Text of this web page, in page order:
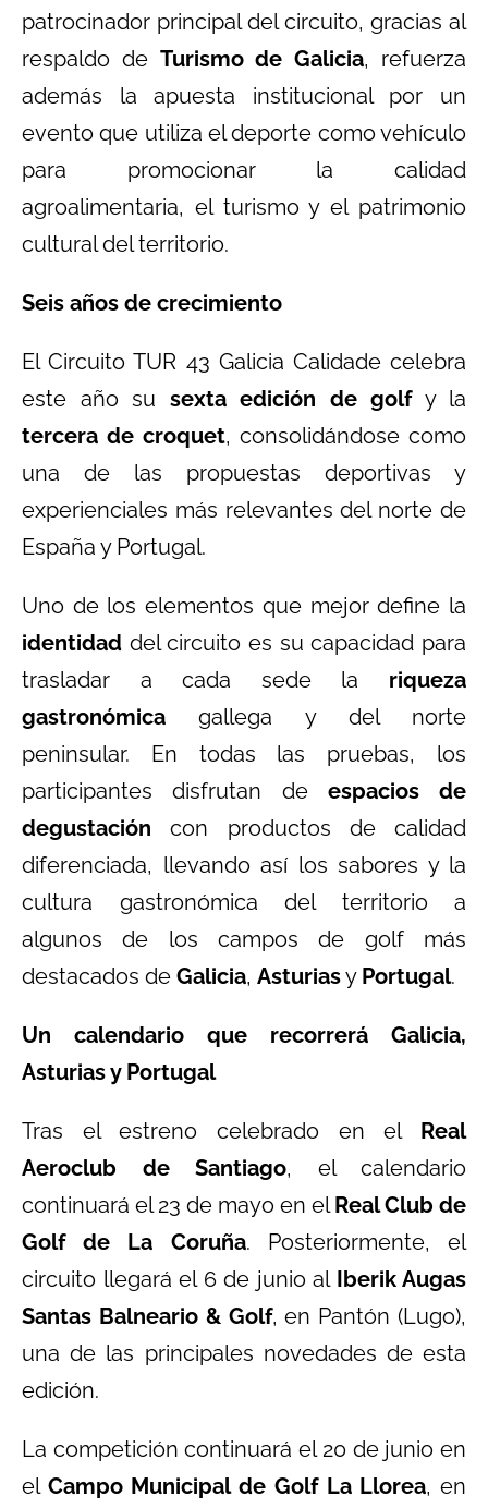
patrocinador principal del circuito, gracias al
respaldo de Turismo de Galicia, refuerza
además la apuesta institucional por un
evento que utiliza el deporte como vehículo
para promocionar la calidad
agroalimentaria, el turismo y el patrimonio
cultural del territorio.
Seis años de crecimiento
El Circuito TUR 43 Galicia Calidade celebra
este año su sexta edición de golfy la
tercera de croquet, consolidándose como
una de las propuestas deportivas y
experienciales más relevantes del norte de
España y Portugal.
Uno de los elementos que mejor define la
identidad del circuito es su capacidad para
trasladar a cada sede la riqueza
gastronómica gallega y del norte
peninsular. En todas las pruebas, los
participantes disfrutan de espacios de
degustación con productos de calidad
diferenciada, llevando así los sabores y la
cultura gastronómica del territorio a
algunos de los campos de golf más
destacados de Galicia, Asturiasy Portugal.
Un calendario que recorrerá Galicia,
Asturias y Portugal
Tras el estreno celebrado en el Real
Aeroclub de Santiago, el calendario
continuará el 23 de mayo en elReal Club de
Golf de La Coruña. Posteriormente, el
circuito llegará el 6 de junio al Iberik Augas
Santas Balneario & Golf, en Pantón (Lugo),
una de las principales novedades de esta
edición.
La competición continuará el 20 de junio en
el Campo Municipal de Golf La Llorea, en